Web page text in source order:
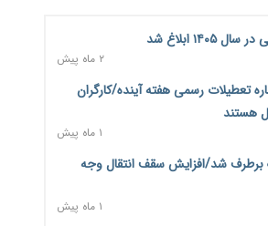
۱ روز پیش
کارت» برای دانشجویان تحصیلات تکمیلی
۱ روز پیش
بانکی؛ افزایش سپرده قانونی با هدف
۱ روز پیش
ابلاغ شد
۲ ماه پیش
تعطیلات رسمی هفته آینده/کارگران
هستند
۱ ماه پیش
خدمات ۴ بانک برطرف شد/افزایش سقف انتقال وجه
۱ ماه پیش